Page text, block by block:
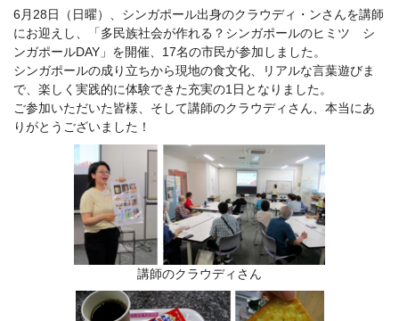
6月28日（日曜）、シンガポール出身のクラウディ・ンさんを講師
にお迎えし、「多民族社会が作れる？シンガポールのヒミツ シ
ンガポールDAY」を開催、17名の市民が参加しました。
シンガポールの成り立ちから現地の食文化、リアルな言葉遊びま
で、楽しく実践的に体験できた充実の1日となりました。
ご参加いただいた皆様、そして講師のクラウディさん、本当にあ
りがとうございました！
講師のクラウディさん